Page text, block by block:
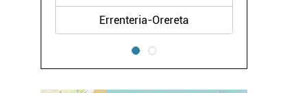
Errenteria-Orereta